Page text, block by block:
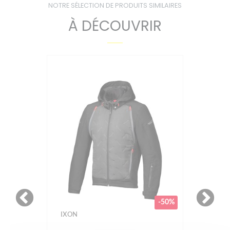
NOTRE SÉLECTION DE PRODUITS SIMILAIRES
À DÉCOUVRIR
-50%
IXON